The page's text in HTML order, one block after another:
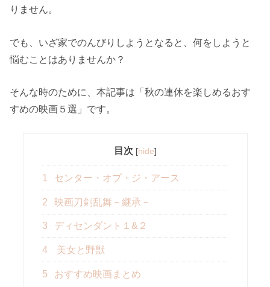
りません。
でも、いざ家でのんびりしようとなると、何をしようと
悩むことはありませんか？
そんな時のために、本記事は「秋の連休を楽しめるおす
すめの映画５選」です。
目次 [hide]
1 センター・オブ・ジ・アース
2 映画刀剣乱舞－継承－
3 ディセンダント１&２
4 美女と野獣
5 おすすめ映画まとめ